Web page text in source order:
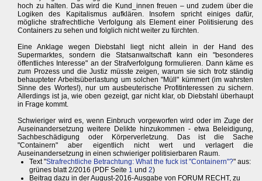
hoch zu halten. Das wird die Kund_innen freuen – und zudem über die
Logiken des Kapitalismus aufklären. Insofern spricht einiges dafür,
mögliche strafrechtliche Verfolgung als Element einer Politisierung des
Containers zu sehen und folglich nicht weiter zu fürchten.
Eine Anklage wegen Diebstahl liegt nicht allein in der Hand des
Supermarktes, sondern die Statsanwaltschaft kann ein "besonderes
öffentliches Interesse" an der Strafverfolgung formulieren. Dann käme es
zum Prozess und die Justiz müsste zeigen, warum sie sich trotz ständig
behaupteter Arbeitsüberlastung um solchen "Müll" kümmert (im wahrsten
Sinne des Wortes!), nur um ausbeuterische Profitinteressen zu sichern.
Allerdings ist ja, wie oben gezeigt, gar nicht klar, ob Diebstahl überhaupt
in Frage kommt.
Schwieriger wird es, wenn Einbruch vorgeworfen wird oder im Zuge der
Auseinandersetzung weitere Delikte hinzukommen - etwa Beleidigung,
Sachbeschädigung oder Körperverletzung. Das ist die Sache
"Containern" aber eigentlich nicht wert und verlagert die
Auseinandersetzung in einen schwieriger politisierbaren Raum.
Text "Strafrechtliche Betrachtung: What the fuck ist "Containern"?" aus:
grünes blatt 2/2016 (PDF Seite 1 und 2)
Beitrag dazu in der August-2016-Ausgabe von FORUM RECHT, zu